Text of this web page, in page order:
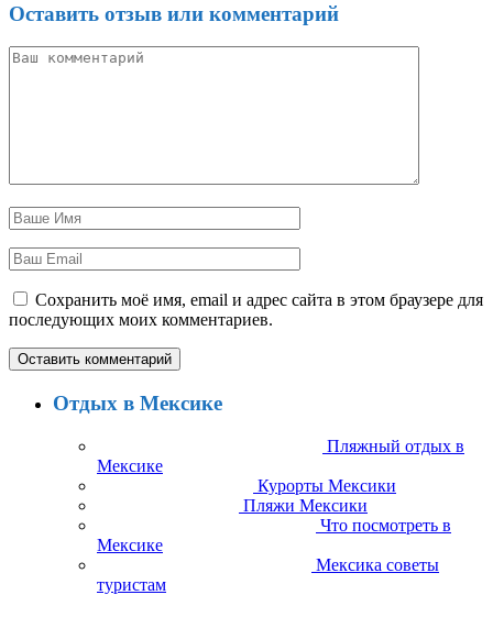
Оставить отзыв или комментарий
Сохранить моё имя, email и адрес сайта в этом браузере для
последующих моих комментариев.
Отдых в Мексике
Пляжный отдых в
Мексике
Курорты Мексики
Пляжи Мексики
Что посмотреть в
Мексике
Мексика советы
туристам